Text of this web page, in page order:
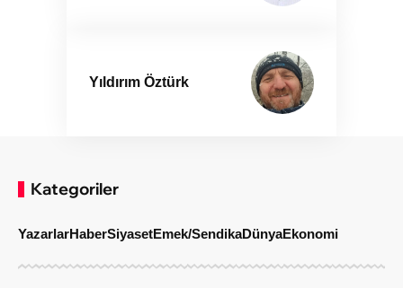
Yıldırım Öztürk
Kategoriler
YazarlarHaberSiyasetEmek/SendikaDünyaEkonomi